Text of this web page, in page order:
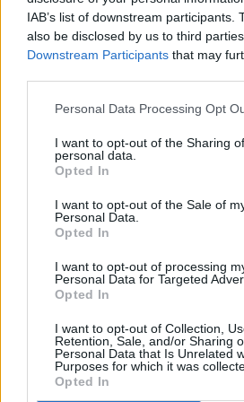
IAB’s list of downstream participants.
also be disclosed by us to third
Downstream Participants that may
Personal Data Processing Opt
I want to opt-out of the Sharing
personal data.
Opted In
I want to opt-out of the Sale of
Personal Data.
Opted In
I want to opt-out of processing
Personal Data for Targeted
Opted In
I want to opt-out of Collection,
Retention, Sale, and/or Sharing
Personal Data that Is Unrelated
Purposes for which it was
Opted In
Νέα πλατφόρμα
Η νέα πλατφόρμα